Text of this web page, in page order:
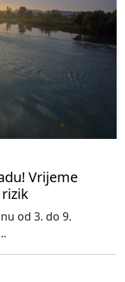
Vrijeme
od 3. do 9.